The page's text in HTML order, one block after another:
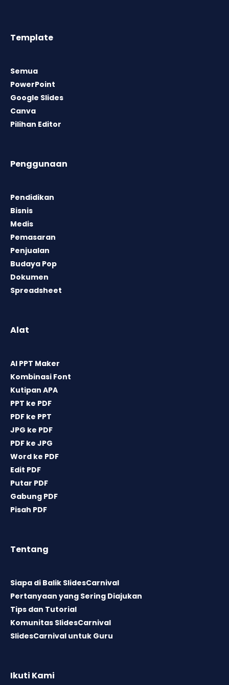
Template
Semua
PowerPoint
Google Slides
Canva
Pilihan Editor
Penggunaan
Pendidikan
Bisnis
Medis
Pemasaran
Penjualan
Budaya Pop
Dokumen
Spreadsheet
Alat
AI PPT Maker
Kombinasi Font
Kutipan APA
PPT ke PDF
PDF ke PPT
JPG ke PDF
PDF ke JPG
Word ke PDF
Edit PDF
Putar PDF
Gabung PDF
Pisah PDF
Tentang
Siapa di Balik SlidesCarnival
Pertanyaan yang Sering Diajukan
Tips dan Tutorial
Komunitas SlidesCarnival
SlidesCarnival untuk Guru
Ikuti Kami